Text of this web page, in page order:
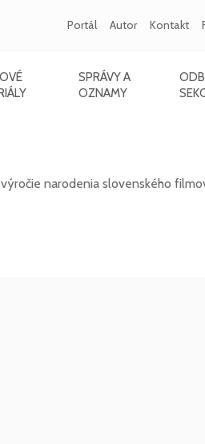
Portál Autor Kontakt
SPRÁVY A
OZNAMY
narodenia slovenského